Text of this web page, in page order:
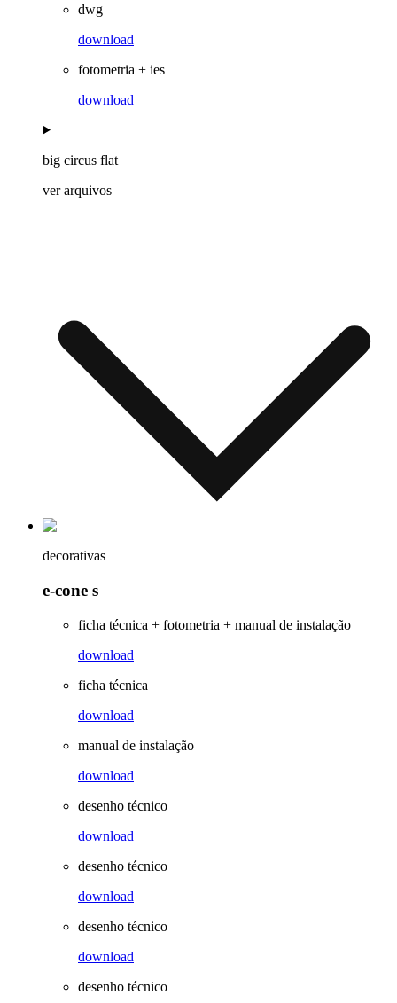
dwg
download
fotometria + ies
download
big circus flat
ver arquivos
decorativas
e-cone s
ficha técnica + fotometria + manual de instalação
download
ficha técnica
download
manual de instalação
download
desenho técnico
download
desenho técnico
download
desenho técnico
download
desenho técnico